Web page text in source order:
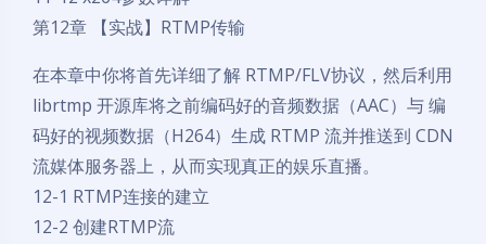
第12章 【实战】RTMP传输
在本章中你将首先详细了解 RTMP/FLV协议，然后利用
librtmp 开源库将之前编码好的音频数据（AAC）与 编
码好的视频数据（H264）生成 RTMP 流并推送到 CDN
流媒体服务器上，从而实现真正的娱乐直播。
12-1 RTMP连接的建立
12-2 创建RTMP流